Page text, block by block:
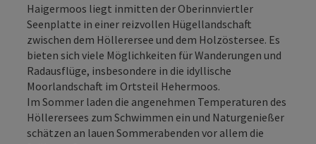
Haigermoos liegt inmitten der Oberinnviertler
Seenplatte in einer reizvollen Hügellandschaft
zwischen dem Höllerersee und dem Holzöstersee. Es
bieten sich viele Möglichkeiten für Wanderungen und
Radausflüge, insbesondere in die idyllische
Moorlandschaft im Ortsteil Hehermoos.
Im Sommer laden die angenehmen Temperaturen des
Höllerersees zum Schwimmen ein und Naturgenießer
schätzen an lauen Sommerabenden vor allem die